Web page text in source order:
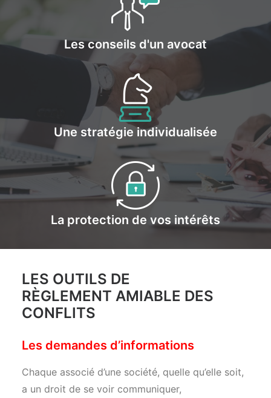
Les conseils d'un avocat
Une stratégie individualisée
La protection de vos intérêts
LES OUTILS DE
RÈGLEMENT AMIABLE DES
CONFLITS
Les demandes d’informations
Chaque associé d’une société, quelle qu’elle soit,
a un droit de se voir communiquer,